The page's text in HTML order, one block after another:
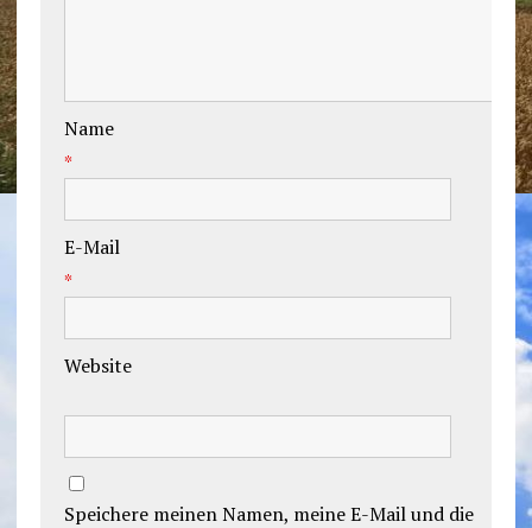
Name
*
E-Mail
*
Website
Speichere meinen Namen, meine E-Mail und die